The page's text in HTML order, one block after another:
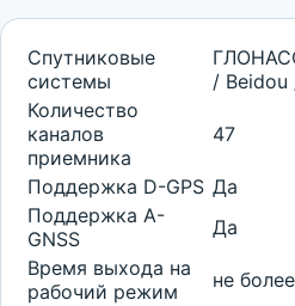
Спутниковые
системы
/ Beidou
Количество
каналов
приемника
47
Поддержка D-GPS Да
Поддержка A-
GNSS
Да
Время выхода на
рабочий режим
не